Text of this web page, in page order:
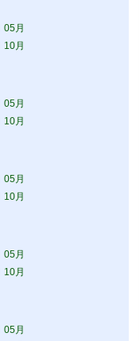
05月
10月
05月
10月
05月
10月
05月
10月
05月